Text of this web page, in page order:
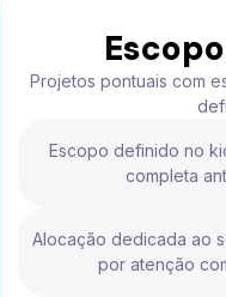
Projetos pontuais com
Escopo definido no
completa
Alocação dedicada ao
por atenção